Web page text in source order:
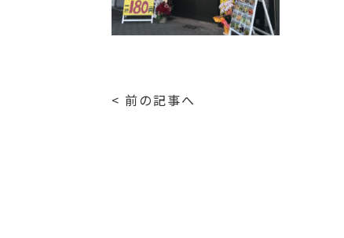
< 前の記事へ